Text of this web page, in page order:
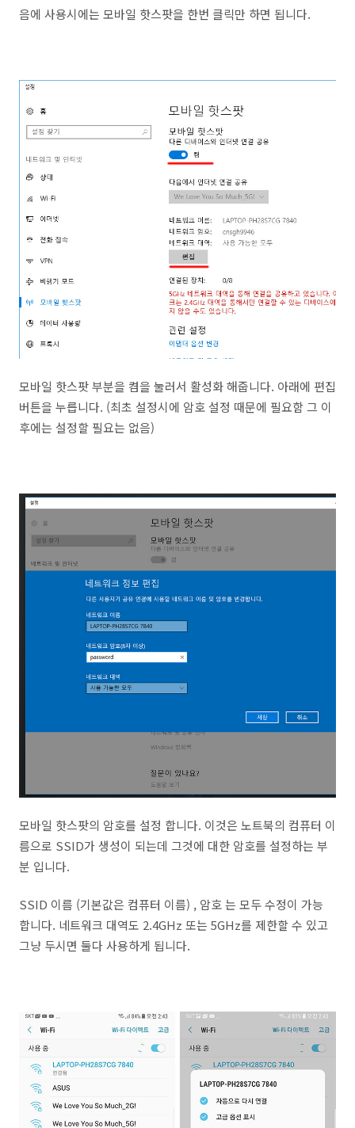
음에 사용시에는 모바일 핫스팟을 한번 클릭만 하면 됩니다.
모바일 핫스팟 부분을 켬을 눌러서 활성화 해줍니다. 아래에 편집
버튼을 누릅니다. (최초 설정시에 암호 설정 때문에 필요함 그 이
후에는 설정할 필요는 없음)
모바일 핫스팟의 암호를 설정 합니다. 이것은 노트북의 컴퓨터 이
름으로 SSID가 생성이 되는데 그것에 대한 암호를 설정하는 부
분 입니다.
SSID 이름 (기본값은 컴퓨터 이름) , 암호 는 모두 수정이 가능
합니다. 네트워크 대역도 2.4GHz 또는 5GHz를 제한할 수 있고
그냥 두시면 둘다 사용하게 됩니다.